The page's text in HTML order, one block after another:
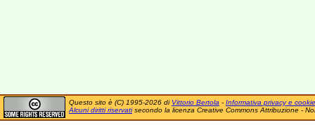
Questo sito è (C) 1995-2026 di Vittorio Bertola - Informativa privacy e cookie
Alcuni diritti riservatisecondo la licenza Creative Commons Attribuzione -